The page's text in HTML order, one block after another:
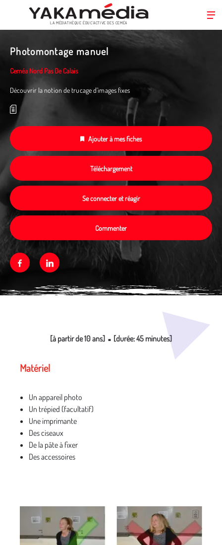
principal
LA MÉDIATHÈQUE ÉDUC’ACTIVE DES CEMÉA
Photomontage manuel
Ceméa Nord Pas De Calais
Découvrir la notion de trucage d’images fixes
Ajouter à mes fiches
Téléchargement
Se connecter et réagir
Commenter
FacebookLinkedin
[à partir de 10 ans] ■ [durée: 45 minutes]
Matériel
Un appareil photo
Un trépied (facultatif)
Une imprimante
Des ciseaux
De la pâte à fixer
Des accessoires